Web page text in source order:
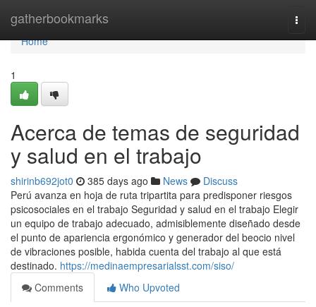
gatherbookmarks
Home
Home
1
Acerca de temas de seguridad
y salud en el trabajo
shirinb692jot0 385 days ago News
Discuss
Perú avanza en hoja de ruta tripartita para predisponer riesgos
psicosociales en el trabajo Seguridad y salud en el trabajo Elegir
un equipo de trabajo adecuado, admisiblemente diseñado desde
el punto de apariencia ergonómico y generador del beocio nivel
de vibraciones posible, habida cuenta del trabajo al que está
destinado. https://medinaempresarialsst.com/siso/
Comments
Who Upvoted